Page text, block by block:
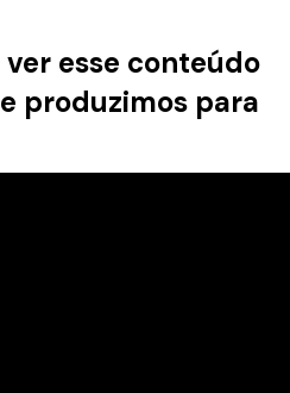
esse conteúdo
produzimos para